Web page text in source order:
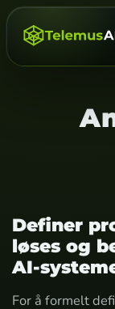
Definer
løses og
AI-
For å formelt